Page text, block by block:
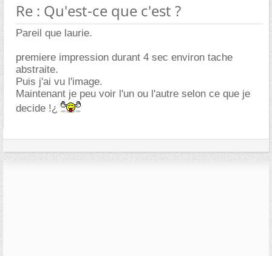
Re : Qu'est-ce que c'est ?
Pareil que laurie.
premiere impression durant 4 sec environ tache
abstraite.
Puis j'ai vu l'image.
Maintenant je peu voir l'un ou l'autre selon ce que je
decide !¿